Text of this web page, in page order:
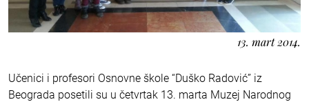
13. mart 2014.
Učenici i profesori Osnovne škole “Duško Radović” iz
Beograda posetili su u četvrtak 13. marta Muzej Narodnog